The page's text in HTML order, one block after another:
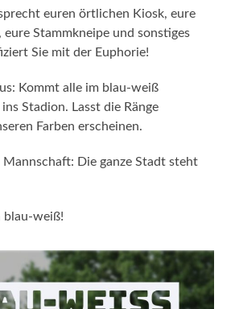
euren örtlichen Kiosk, eure
Stammkneipe und sonstiges
Sie mit der Euphorie!
Kommt alle im blau-weiß
Stadion. Lasst die Ränge
Farben erscheinen.
Mannschaft: Die ganze Stadt steht
blau-weiß!